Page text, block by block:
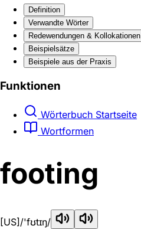
Definition
Verwandte Wörter
Redewendungen & Kollokationen
Beispielsätze
Beispiele aus der Praxis
Funktionen
Wörterbuch Startseite
Wortformen
footing
[US] /'fʊtɪŋ/